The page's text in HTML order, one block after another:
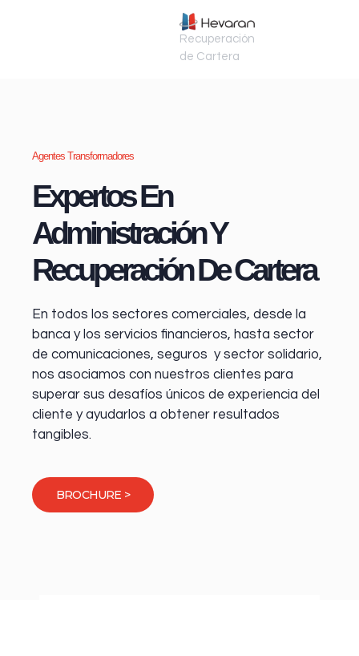
Recuperación
de Cartera
Agentes Transformadores
Expertos En
Administración Y
Recuperación De Cartera
En todos los sectores comerciales, desde la
banca y los servicios financieros, hasta sector
de comunicaciones, seguros y sector solidario,
nos asociamos con nuestros clientes para
superar sus desafíos únicos de experiencia del
cliente y ayudarlos a obtener resultados
tangibles.
BROCHURE >